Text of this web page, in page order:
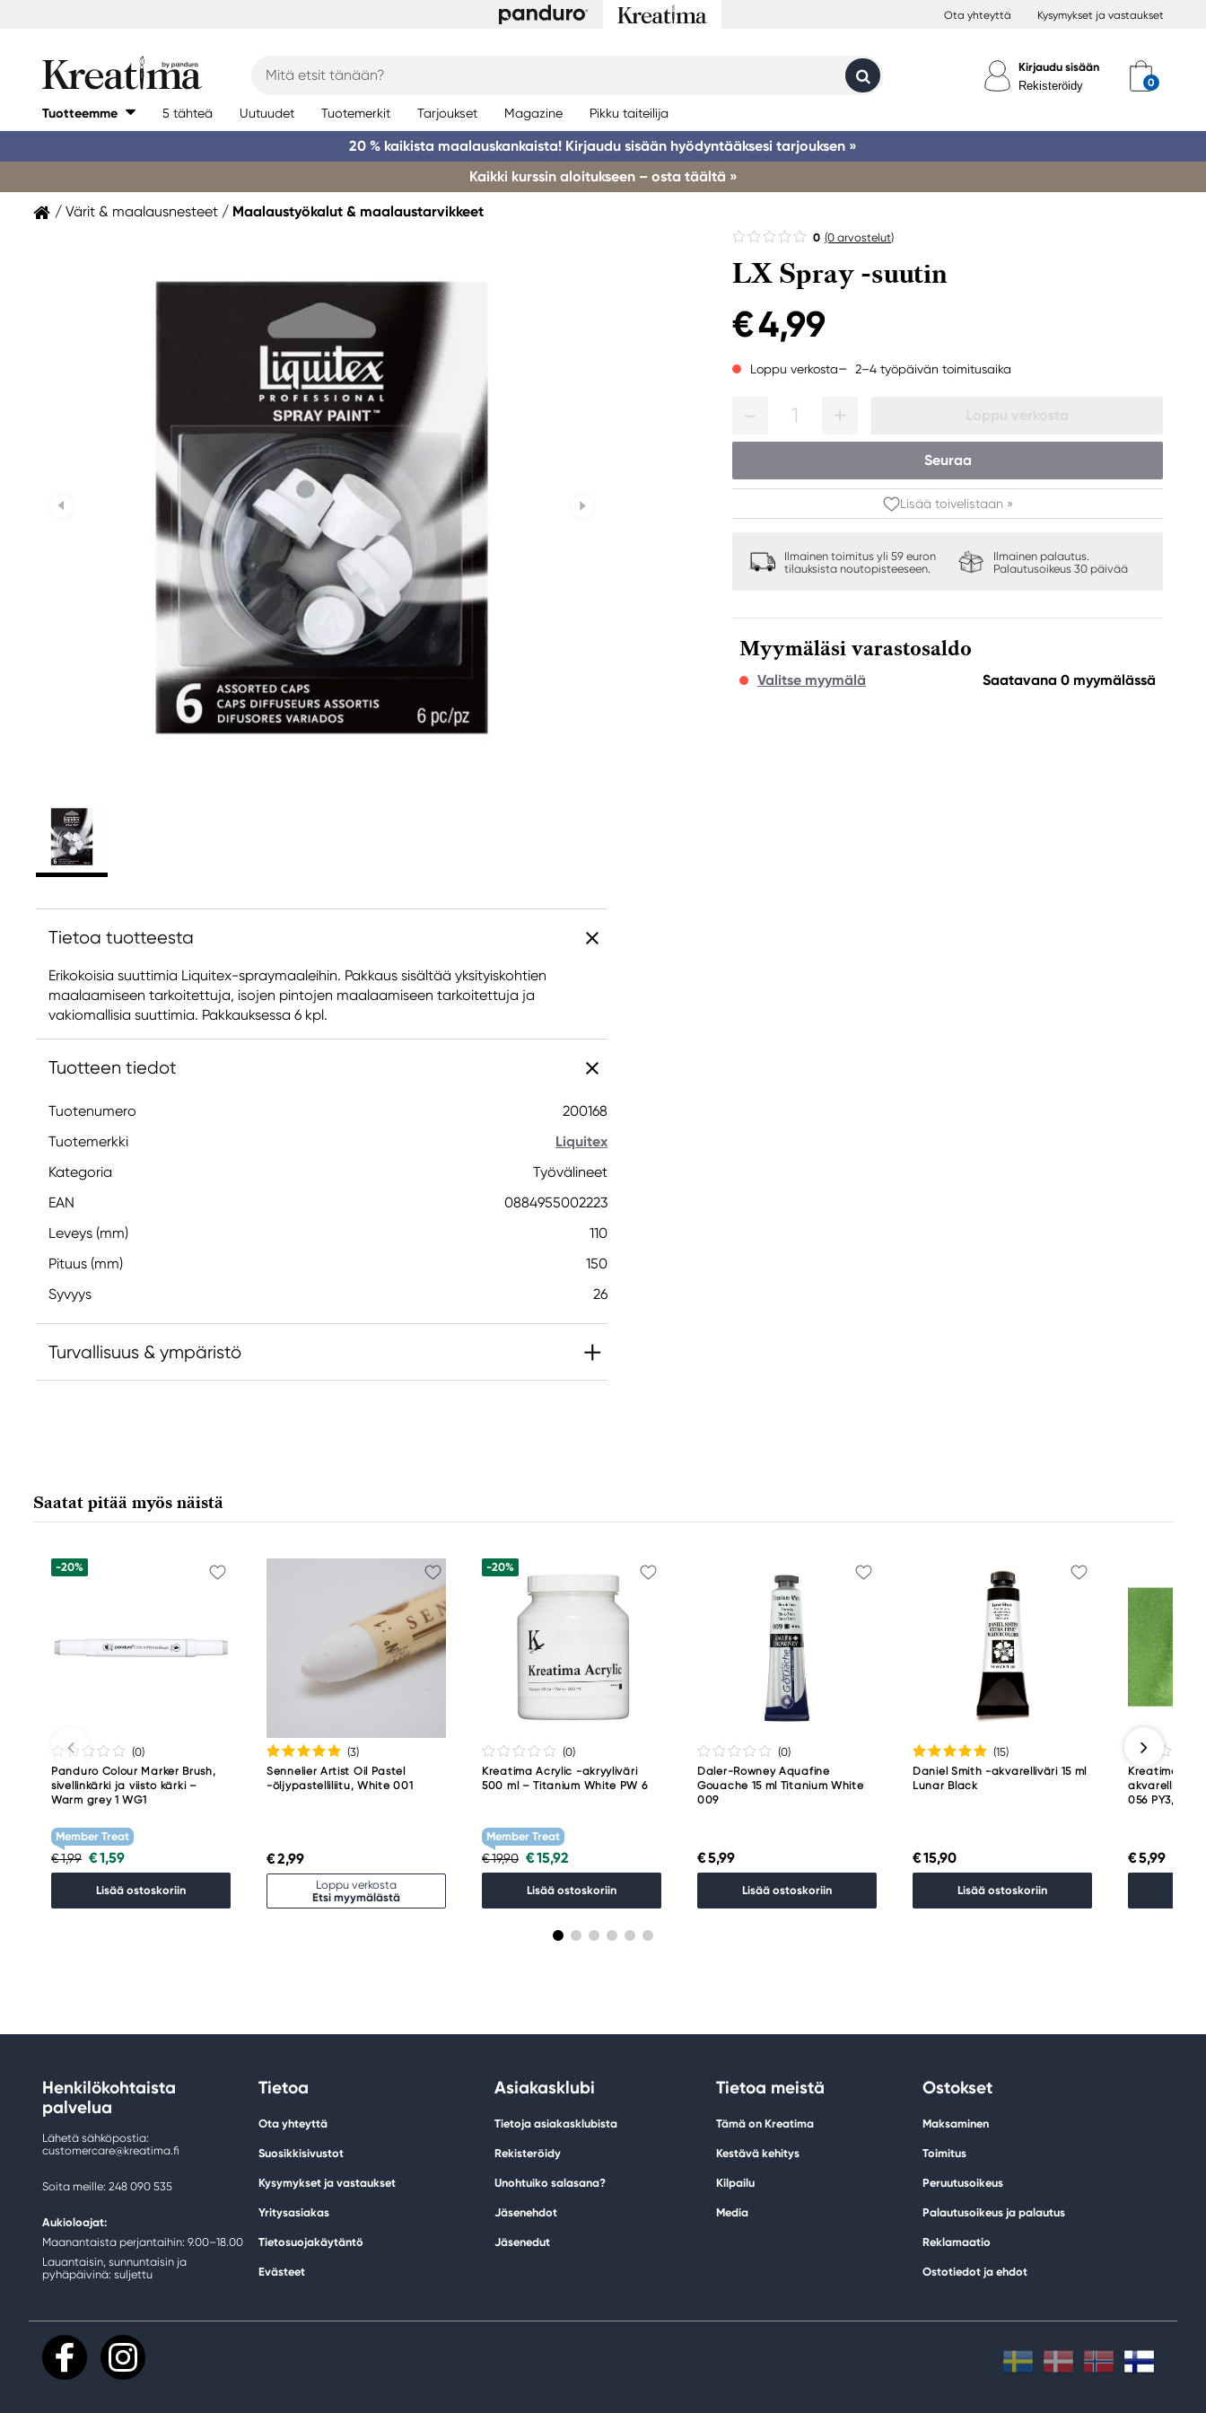
Ota yhteyttä Kysymykset ja vastaukset
Kirjaudu sisään
Rekisteröidy
Tuotteemme 5 tähteä Uutuudet Tuotemerkit Tarjoukset Magazine Pikku taiteilija
20 % kaikista maalauskankaista! Kirjaudu sisään hyödyntääksesi tarjouksen »
Kaikki kurssin aloitukseen – osta täältä »
Värit & maalausnesteet Maalaustyökalut & maalaustarvikkeet
0 (0 arvostelut)
LX Spray -suutin
€ 4,99
Loppu verkosta 2–4 työpäivän toimitusaika
1 Loppu verkosta
Seuraa
Lisää toivelistaan »
Ilmainen toimitus yli 59 euron
tilauksista noutopisteeseen.
Ilmainen palautus.
Palautusoikeus 30 päivää
Myymäläsi varastosaldo
Valitse myymälä Saatavana 0 myymälässä
Tietoa tuotteesta
Erikokoisia suuttimia Liquitex-spraymaaleihin. Pakkaus sisältää yksityiskohtien
maalaamiseen tarkoitettuja, isojen pintojen maalaamiseen tarkoitettuja ja
vakiomallisia suuttimia. Pakkauksessa 6 kpl.
Tuotteen tiedot
Tuotenumero
200168
Tuotemerkki
Liquitex
Kategoria
Työvälineet
EAN
0884955002223
Leveys (mm)
110
Pituus (mm)
150
Syvyys
26
Turvallisuus & ympäristö
619 30 Trosa, Sweden
info@colart.se
Saatat pitää myös näistä
-20%
(0)
Panduro Colour Marker Brush,
sivellinkärki ja viisto kärki –
Warm grey 1 WG1
Member Treat
€ 1,99 € 1,59
Lisää ostoskoriin
(3)
Sennelier Artist Oil Pastel
-öljypastelliliitu, White 001
€ 2,99
Loppu verkosta
Etsi myymälästä
-20%
(0)
Kreatima Acrylic -akryyliväri
500 ml – Titanium White PW 6
Member Treat
€ 19,90 € 15,92
Lisää ostoskoriin
(0)
Daler-Rowney Aquafine
Gouache 15 ml Titanium White
009
€ 5,99
Lisää ostoskoriin
(15)
Daniel Smith -akvarelliväri 15 ml
Lunar Black
€ 15,90
Lisää ostoskoriin
Kreatima
akvarelliväri
056 PY3,
€ 5,99
Henkilökohtaista
palvelua
Lähetä sähköpostia:
customercare@kreatima.fi
Soita meille: 248 090 535
Aukioloajat:
Maanantaista perjantaihin: 9.00–18.00
Lauantaisin, sunnuntaisin ja
pyhäpäivinä: suljettu
Tietoa
Ota yhteyttä
Suosikkisivustot
Kysymykset ja vastaukset
Yritysasiakas
Tietosuojakäytäntö
Evästeet
Asiakasklubi
Tietoja asiakasklubista
Rekisteröidy
Unohtuiko salasana?
Jäsenehdot
Jäsenedut
Tietoa meistä
Tämä on Kreatima
Kestävä kehitys
Kilpailu
Media
Ostokset
Maksaminen
Toimitus
Peruutusoikeus
Palautusoikeus ja palautus
Reklamaatio
Ostotiedot ja ehdot